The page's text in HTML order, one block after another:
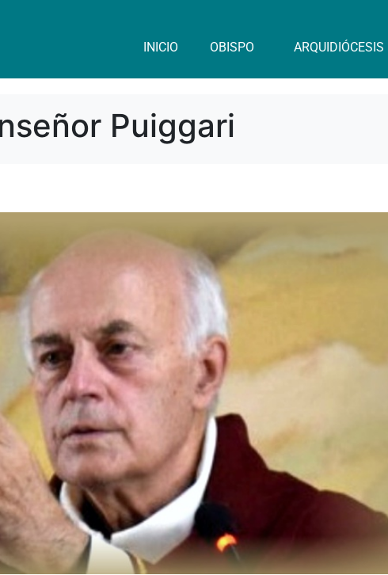
INICIO OBISPO ARQUIDIÓCESIS
Puiggari